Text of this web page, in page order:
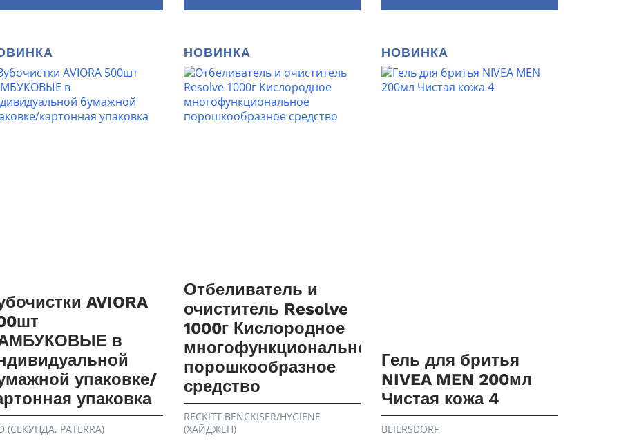
AVIORA
в
упаковке/
упаковка
(СЕКУНДА, PATERRA)
НОВИНКА
Отбеливатель и
очиститель Resolve
1000г Кислородное
многофункциональное
порошкообразное
средство
RECKITT BENCKISER/HYGIENE
(ХАЙДЖЕН)
НОВИНКА
Гель для бритья
NIVEA MEN 200мл
Чистая кожа 4
BEIERSDORF